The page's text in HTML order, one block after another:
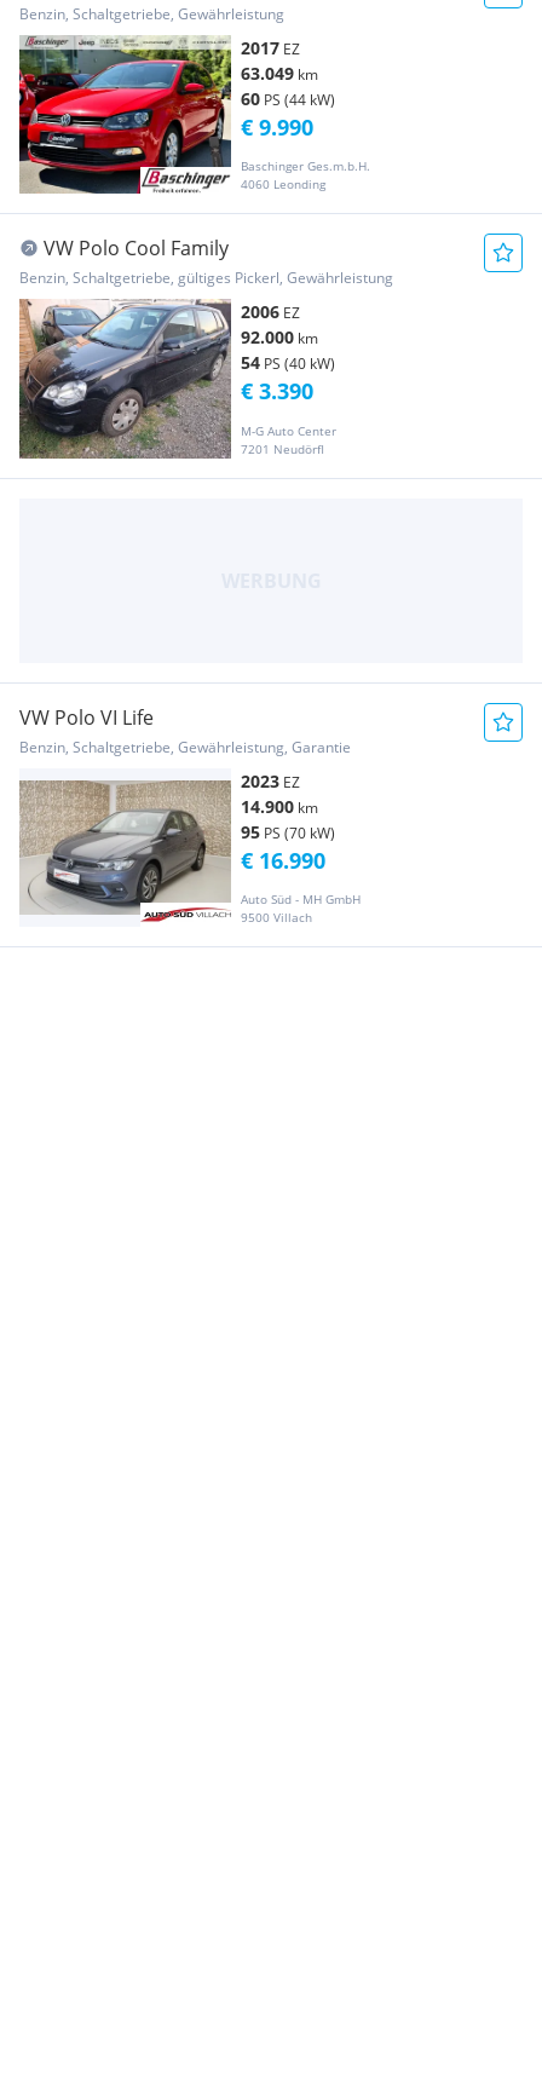
Benzin, Schaltgetriebe, Gewährleistung
2017 EZ
63.049 km
60 PS (44 kW)
Baschinger Ges.m.b.H.
4060 Leonding
€ 9.990
VW Polo Cool Family
Benzin, Schaltgetriebe, gültiges Pickerl, Gewährleistung
2006 EZ
92.000 km
54 PS (40 kW)
M-G Auto Center
7201 Neudörfl
€ 3.390
VW Polo VI Life
Benzin, Schaltgetriebe, Gewährleistung, Garantie
2023 EZ
14.900 km
95 PS (70 kW)
Auto Süd - MH GmbH
9500 Villach
€ 16.990